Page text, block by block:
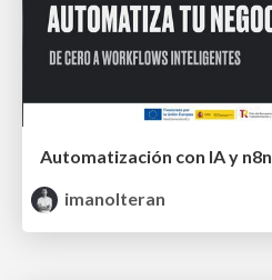
Automatización con IA y n8n
imanolteran